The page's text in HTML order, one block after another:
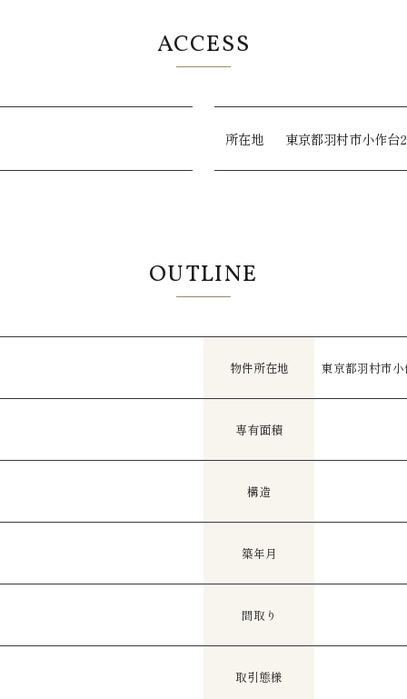
ACCESS
所在地 東京都羽村市小作台
OUTLINE
物件所在地 東京都羽村市小
専有面積
構造
築年月
間取り
取引態様